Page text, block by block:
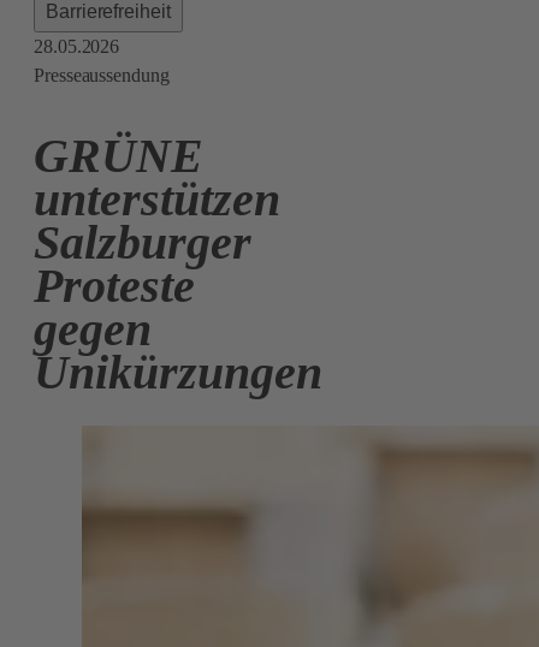
Barrierefreiheit
28.05.2026
Presseaussendung
GRÜNE
unterstützen
Salzburger
Proteste
gegen
Unikürzungen